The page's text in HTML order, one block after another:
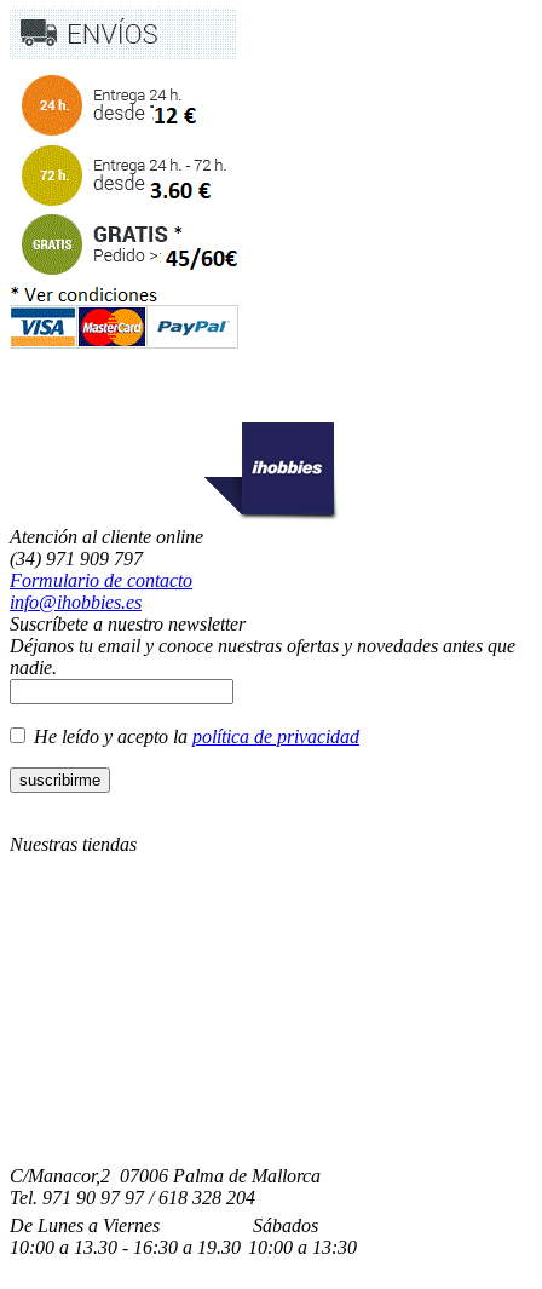
Atención al cliente online
(34) 971 909 797
Formulario de contacto
info@ihobbies.es
Suscríbete a nuestro newsletter
Déjanos tu email y conoce nuestras ofertas y novedades antes que
nadie.
He leído y acepto la política de privacidad
Nuestras tiendas
C/Manacor,2 07006 Palma de Mallorca
Tel. 971 90 97 97 / 618 328 204
De Lunes a Viernes
10:00 a 13.30 - 16:30 a 19.30
Sábados
10:00 a 13:30